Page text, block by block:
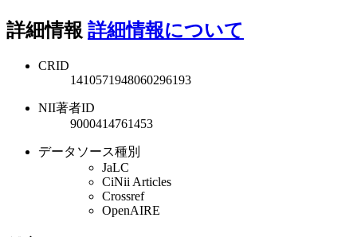
詳細情報 詳細情報について
CRID
1410571948060296193
NII著者ID
9000414761453
データソース種別
JaLC
CiNii Articles
Crossref
OpenAIRE